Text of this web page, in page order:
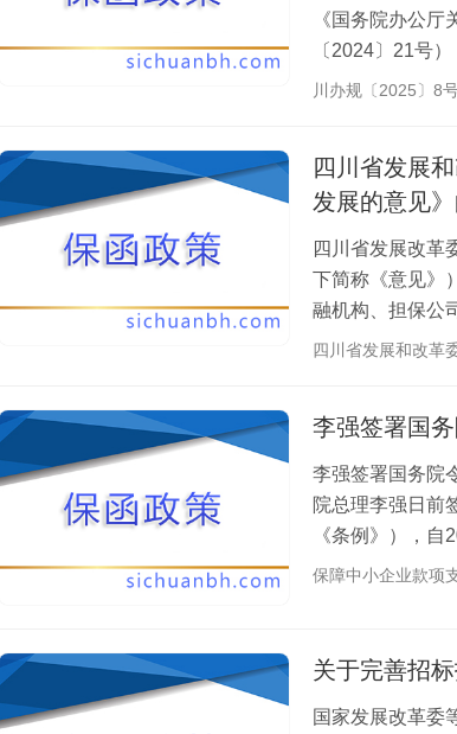
《国务院办公
〔2024〕21号
范、公平竞争、
川办规〔2025〕8
四川省发展
发展的意见
四川省发展改革
下简称《意见》
融机构、担保公
范招标投标领域
四川省发展和改革
李强签署国
李强签署国务院
院总理李强日前
《条例》），
确工作职责。细
保障中小企业款项
关于完善招
国家发展改革委